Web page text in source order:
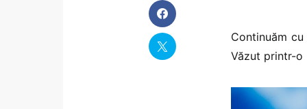
Continuăm
Văzut printr-o